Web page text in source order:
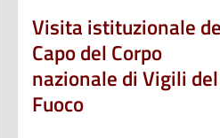
Visita istituzionale
Capo del Corpo
nazionale di Vigili del
Fuoco